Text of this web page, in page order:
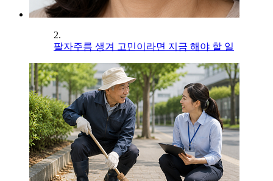
2.
팔자주름 생겨 고민이라면 지금 해야 할 일